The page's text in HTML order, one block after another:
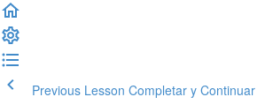
Previous Lesson Completar y Continuar